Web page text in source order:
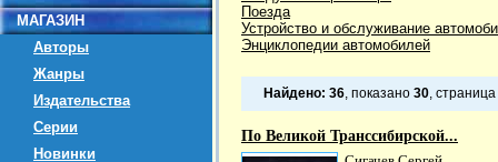
МАГАЗИН
Авторы
Жанры
Издательства
Серии
Новинки
Поезда
Устройство и обслуживание
Энциклопедии автомобилей
Найдено: 36, показано 30, страница
По Великой Транссибирской...